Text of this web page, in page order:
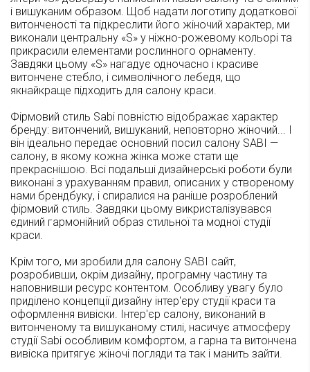
і вишуканим образом. Щоб надати логотипу додаткової
витонченості та підкреслити його жіночий характер, ми
виконали центральну «S» у ніжно-рожевому кольорі та
прикрасили елементами рослинного орнаменту.
Завдяки цьому «S» нагадує одночасно і красиве
витончене стебло, і символічного лебедя, що
якнайкраще підходить для салону краси.
Фірмовий стиль Sabi повністю відображає характер
бренду: витончений, вишуканий, неповторно жіночий... І
він ідеально передає основний посил салону SABI —
салону, в якому кожна жінка може стати ще
прекраснішою. Всі подальші дизайнерські роботи були
виконані з урахуванням правил, описаних у створеному
нами брендбуку, і спиралися на раніше розроблений
фірмовий стиль. Завдяки цьому викристалізувався
єдиний гармонійний образ стильної та модної студії
краси.
Крім того, ми зробили для салону SABI сайт,
розробивши, окрім дизайну, програмну частину та
наповнивши ресурс контентом. Особливу увагу було
приділено концепції дизайну інтер'єру студії краси та
оформлення вивіски. Інтер'єр салону, виконаний в
витонченому та вишуканому стилі, насичує атмосферу
студії Sabi особливим комфортом, а гарна та витончена
вивіска притягує жіночі погляди та так і манить зайти.